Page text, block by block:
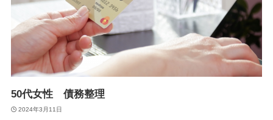
50代女性 債務整理
2024年3月11日